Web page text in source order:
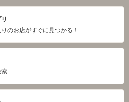
のお店がすぐに見つかる！
索